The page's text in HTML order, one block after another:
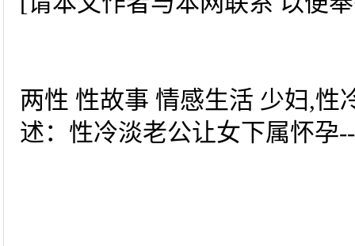
两性 性故事 情感生活 少妇,性
述：性冷淡老公让女下属怀孕